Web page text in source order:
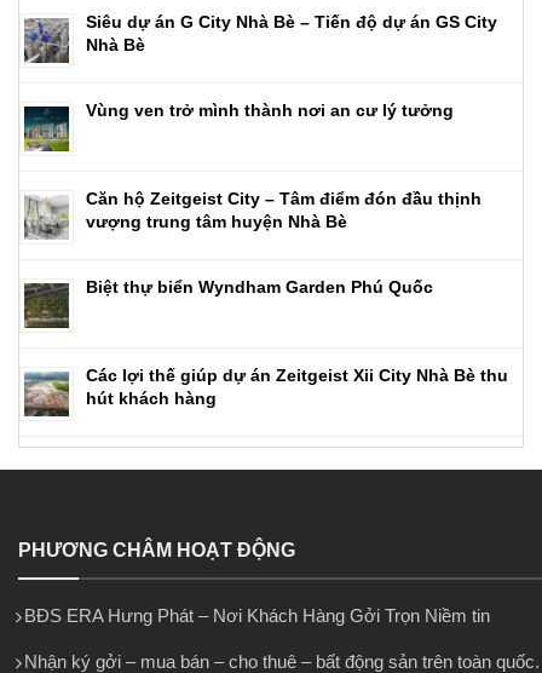
Siêu dự án G City Nhà Bè – Tiến độ dự án GS City
Nhà Bè
Vùng ven trở mình thành nơi an cư lý tưởng
Căn hộ Zeitgeist City – Tâm điểm đón đầu thịnh
vượng trung tâm huyện Nhà Bè
Biệt thự biển Wyndham Garden Phú Quốc
Các lợi thế giúp dự án Zeitgeist Xii City Nhà Bè thu
hút khách hàng
PHƯƠNG CHÂM HOẠT ĐỘNG
BĐS ERA Hưng Phát – Nơi Khách Hàng Gởi Trọn Niềm tin
Nhận ký gởi – mua bán – cho thuê – bất động sản trên toàn quốc.